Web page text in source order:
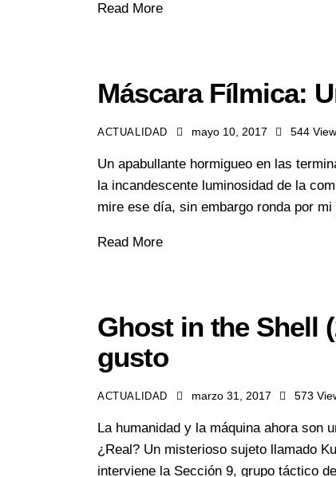
Read More
Máscara Fílmica:
ACTUALIDAD mayo 10, 2017 544
Un apabullante hormigueo en las
la incandescente luminosidad de la
mire ese día, sin embargo ronda por
Read More
Ghost in the Shell
gusto
ACTUALIDAD marzo 31, 2017 573
La humanidad y la máquina ahora son
¿Real? Un misterioso sujeto llamado
interviene la Sección 9, grupo táctico